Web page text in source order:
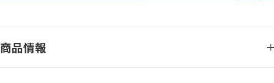
商品情報